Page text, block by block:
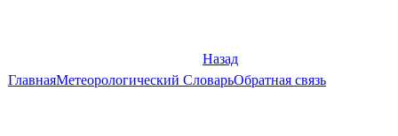
Назад
ГлавнаяМетеорологический СловарьОбратная связь